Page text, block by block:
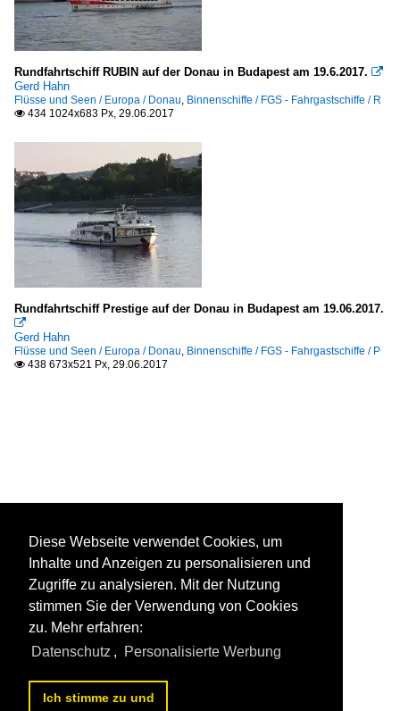
Rundfahrtschiff RUBIN auf der Donau in Budapest am 19.6.2017. 
Gerd Hahn
Flüsse und Seen / Europa / Donau, Binnenschiffe / FGS - Fahrgastschiffe / R
 434 1024x683 Px, 29.06.2017
Rundfahrtschiff Prestige auf der Donau in Budapest am 19.06.2017.

Gerd Hahn
Flüsse und Seen / Europa / Donau, Binnenschiffe / FGS - Fahrgastschiffe / P
 438 673x521 Px, 29.06.2017
Diese Webseite verwendet Cookies, um
Inhalte und Anzeigen zu personalisieren und
Zugriffe zu analysieren. Mit der Nutzung
stimmen Sie der Verwendung von Cookies
zu. Mehr erfahren:
Datenschutz , Personalisierte Werbung
Ich stimme zu und